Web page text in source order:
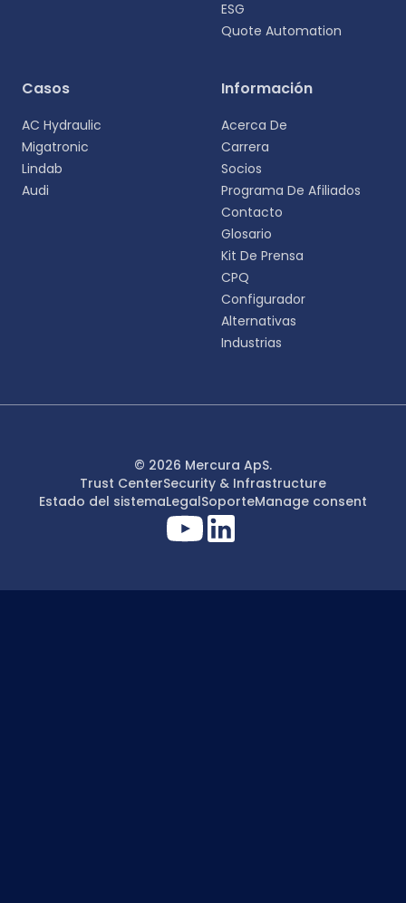
ESG
Quote Automation
Casos
AC Hydraulic
Migatronic
Lindab
Audi
Información
Acerca De
Carrera
Socios
Programa De Afiliados
Contacto
Glosario
Kit De Prensa
CPQ
Configurador
Alternativas
Industrias
© 2026 Mercura ApS.
Trust CenterSecurity & Infrastructure
Estado del sistemaLegalSoporteManage consent